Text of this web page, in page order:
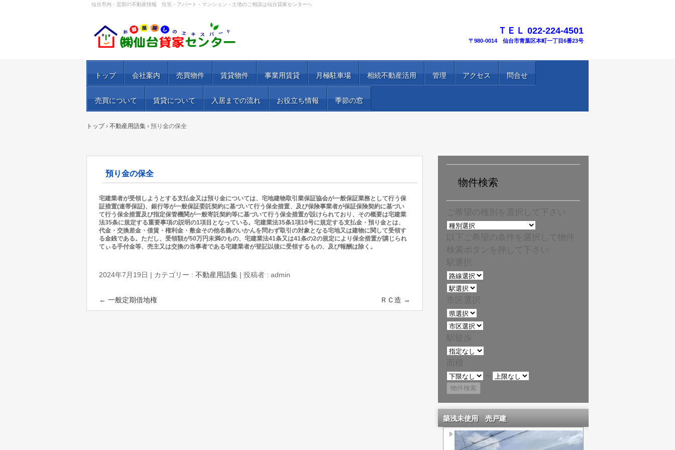
仙台市内・近郊の不動産情報 住宅・アパート・マンション・土地のご相談は仙台貸家センターへ
ＴＥＬ 022-224-4501
〒980-0014 仙台市青葉区本町一丁目6番23号
トップ 会社案内 売買物件 賃貸物件 事業用賃貸 月極駐車場 相続不動産活用 管理 アクセス 問合せ
売買について 賃貸について 入居までの流れ お役立ち情報 季節の窓
トップ › 不動産用語集 › 預り金の保全
預り金の保全
宅建業者が受領しようとする支払金又は預り金については、宅地建物取引業保証協会が一般保証業務として行う保
証措置(連帯保証)、銀行等が一般保証委託契約に基づいて行う保全措置、及び保険事業者が保証保険契約に基づい
て行う保全措置及び指定保管機関が一般寄託契約等に基づいて行う保全措置が設けられており、その概要は宅建業
法35条に規定する重要事項の説明の1項目となっている。宅建業法35条1項10号に規定する支払金・預り金とは、
代金・交換差金・借賃・権利金・敷金その他名義のいかんを問わず取引の対象となる宅地又は建物に関して受領す
る金銭である。ただし、受領額が50万円未満のもの、宅建業法41条又は41条の2の規定により保全措置が講じられ
てぃる手付金等、売主又は交換の当事者である宅建業者が登記以後に受領するもの、及ぴ報酬は除く。
2024年7月19日 | カテゴリー :不動産用語集 |投稿者 : admin
← 一般定期借地権 ＲＣ造 →
物件検索
築浅未使用 売戸建